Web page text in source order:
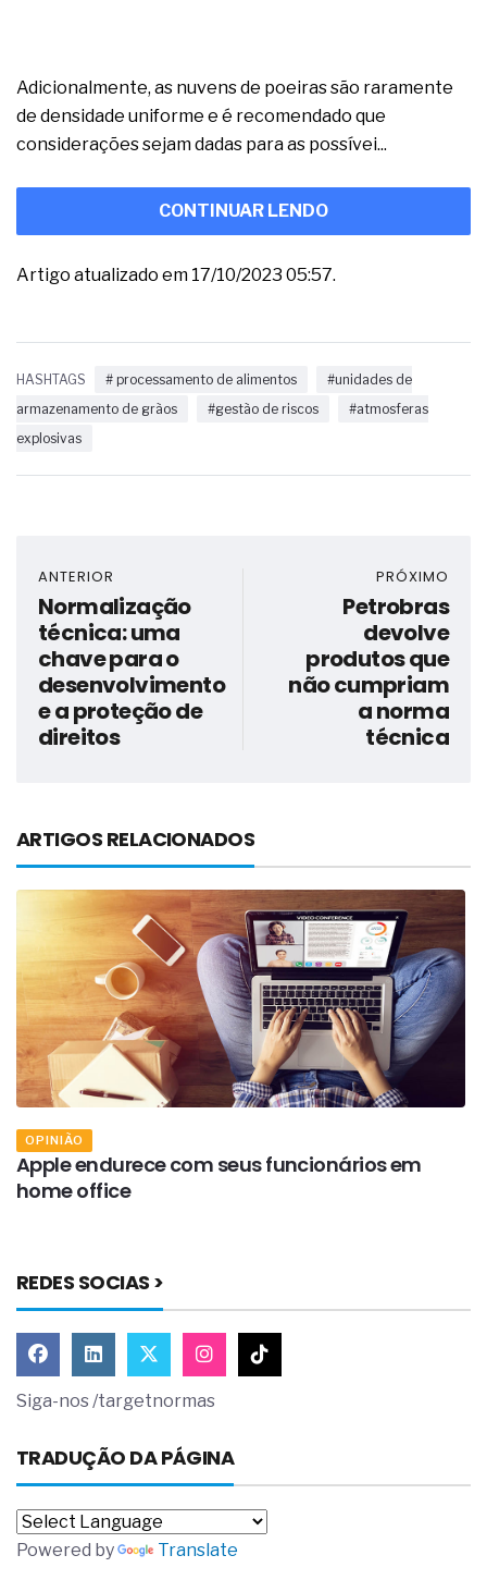
Adicionalmente, as nuvens de poeiras são raramente
de densidade uniforme e é recomendado que
considerações sejam dadas para as possívei...
CONTINUAR LENDO
Artigo atualizado em 17/10/2023 05:57.
HASHTAGS # processamento de alimentos
#unidades de
armazenamento de grãos
#gestão de riscos
#atmosferas
explosivas
ANTERIOR
Normalização
técnica: uma
chave para o
desenvolvimento
e a proteção de
direitos
PRÓXIMO
Petrobras
devolve
produtos que
não cumpriam
a norma
técnica
ARTIGOS RELACIONADOS
OPINIÃO
Apple endurece com seus funcionários em
home office
REDES SOCIAS >
Siga-nos /targetnormas
TRADUÇÃO DA PÁGINA
Powered by Translate